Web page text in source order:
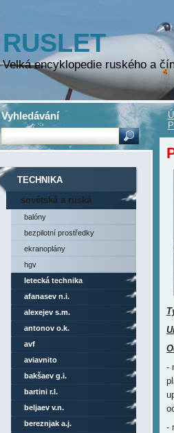
RUSLET
Velká encyklopedie ruského a
-
-
TECHNIKA
sovětská a ruská
technika
balóny
bezpilotní prostředky
ekranoplány
hgv
letecká technika
afanasev n.i.
alexejev s.m.
antonov o.k.
avf
aviavnito
bakšaev g.i.
bartini r.l.
beljaev v.n.
bereznjak a.j.
Vyhledávání